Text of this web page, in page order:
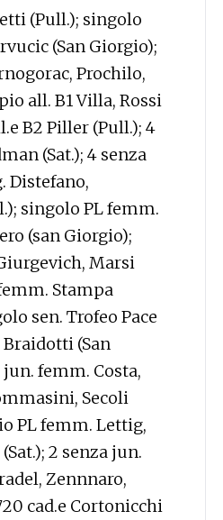
(Pull.); singolo
(San Giorgio);
Prochilo,
all. B1 Villa, Rossi
B2 Piller (Pull.); 4
(Sat.); 4 senza
Distefano,
singolo PL femm.
(san Giorgio);
Marsi
Stampa
sen. Trofeo Pace
(San
jun. femm. Costa,
Secoli
PL femm. Lettig,
2 senza jun.
Zennnaro,
cad.e Cortonicchi